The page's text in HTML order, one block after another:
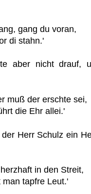
gang du voran,
di stahn.'
aber nicht drauf,
muß der erschte sei,
die Ehr allei.'
Herr Schulz ein
in den Streit,
man tapfre Leut.'